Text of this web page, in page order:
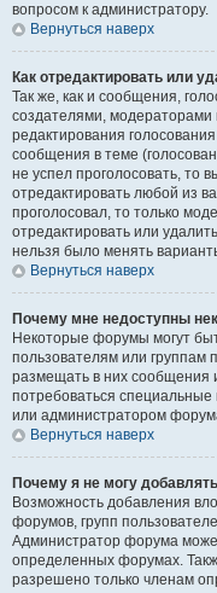
вопросом к администратору.
Вернуться наверх
Как отредактировать или
Так же, как и сообщения,
создателями,
редактирования
сообщения в теме
не успел проголосовать, то
отредактировать любой из
проголосовал, то только
отредактировать или
нельзя было менять
Вернуться наверх
Почему мне недоступны
Некоторые форумы могут
пользователям или группам
размещать в них сообщения
потребоваться
или администратором
Вернуться наверх
Почему я не могу
Возможность добавления
форумов, групп
Администратор форума
определенных форумах.
разрешено только членам